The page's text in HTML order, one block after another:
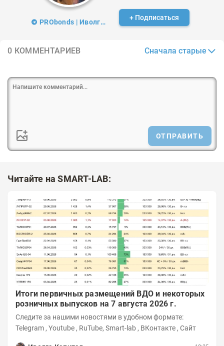
PRObonds | Иволга Капитал
+ Подписаться
0 КОММЕНТАРИЕВ Сначала старые
ОТПРАВИТЬ
Читайте на SMART-LAB:
Итоги первичных размещений ВДО и некоторых
розничных выпусков на 7 августа 2026 г.
Следите за нашими новостями в удобном формате:
Telegram , Youtube , RuTube, Smart-lab , ВКонтакте , Сайт